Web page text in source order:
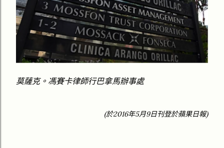
莫薩克。馮賽卡律師行巴拿馬辦事處
(於2016年5月9日刊登於蘋果日報)